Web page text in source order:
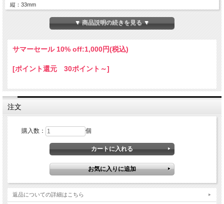
縦：33mm
横：70mm
リングの大きさ：直径30mm▼ 商品説明の続きを見る ▼
サマーセール 10% off:1,000円(税込)
[ポイント還元 30ポイント～]
注文
購入数： 個
返品についての詳細はこちら